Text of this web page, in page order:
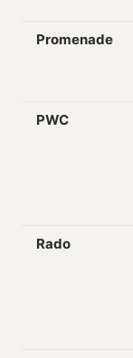
Promenade
PWC
Rado